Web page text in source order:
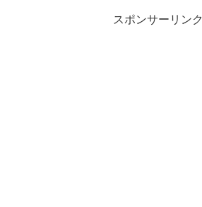
スポンサーリンク